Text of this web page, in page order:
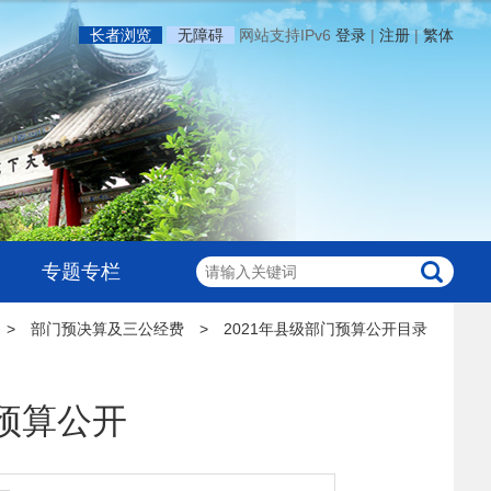
长者浏览 无障碍 网站支持IPv6 登录 | 注册|繁体
专题专栏
> 部门预决算及三公经费 > 2021年县级部门预算公开目录
算公开